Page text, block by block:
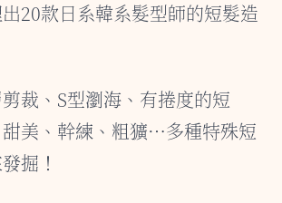
20款日系韓系髮型師的短髮造
裁、S型瀏海、有捲度的短
美、幹練、粗獷…多種特殊短
掘！